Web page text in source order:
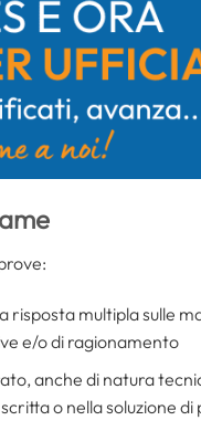
risposta multipla sulle
e/o di ragionamento
anche di natura
o nella soluzione